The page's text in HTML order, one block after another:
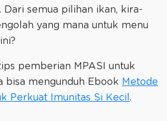
Dari semua pilihan ikan, kira-
yang mana untuk menu
pemberian MPASI untuk
bisa mengunduh Ebook Metode
Perkuat Imunitas Si Kecil.